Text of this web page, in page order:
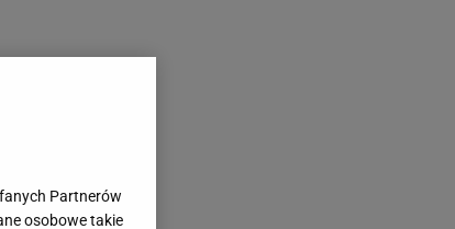
Partnerów
osobowe takie